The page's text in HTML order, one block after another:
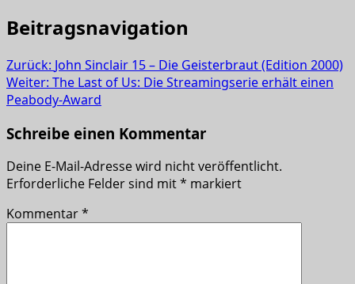
Beitragsnavigation
Zurück: John Sinclair 15 – Die Geisterbraut (Edition 2000)
Weiter: The Last of Us: Die Streamingserie erhält einen
Peabody-Award
Schreibe einen Kommentar
Deine E-Mail-Adresse wird nicht veröffentlicht.
Erforderliche Felder sind mit* markiert
Kommentar*